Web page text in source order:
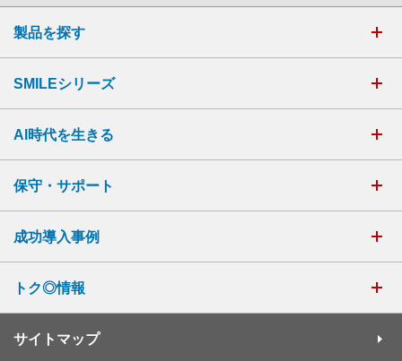
製品を探す
SMILEシリーズ
AI時代を生きる
保守・サポート
成功導入事例
トク◎情報
サイトマップ